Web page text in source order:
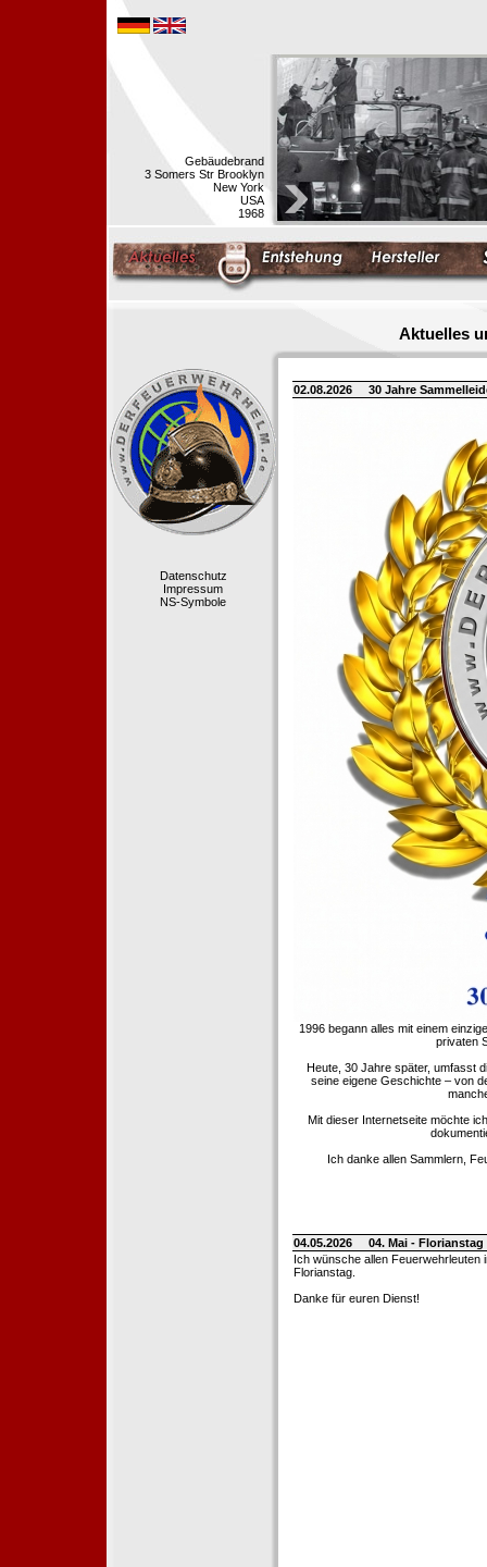
Gebäudebrand
3 Somers Str Brooklyn
New York
USA
1968
Aktuelles
Datenschutz
Impressum
NS-Symbole
02.08.2026 30 Jahre
1996 begann alles mit einem
privaten
Heute, 30 Jahre später, umfasst
seine eigene Geschichte – von
Mit dieser Internetseite möchte
Ich danke allen Sammlern,
04.05.2026
04. Mai -
Ich wünsche allen Feuerwehrleuten
Florianstag.
Danke für euren Dienst!